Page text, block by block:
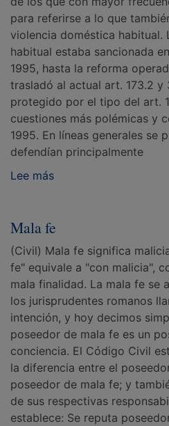
para referirse a lo que
violencia doméstica habitual.
habitual estaba sancionada
1995, hasta la reforma
trasladó al actual art. 173.2 y
protegido por el tipo del art.
cuestiones más polémicas y
1995. En líneas generales se
defendían principalmente
Lee más
Mala fe
(Civil) Mala fe significa
fe" equivale a "con malicia",
mala finalidad. La mala fe se
los jurisprudentes romanos
intención, y hoy decimos
poseedor de mala fe es un
conciencia. El Código Civil
la diferencia entre el
poseedor de mala fe; y
de sus respectivas
establece: Se reputa